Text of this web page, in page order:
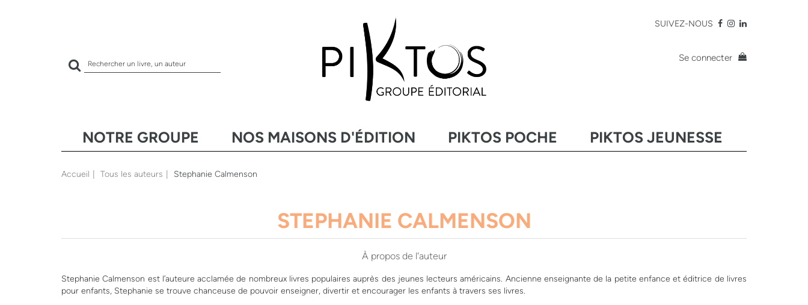
Rechercher
SUIVEZ-NOUS
Se connecter
NOTRE GROUPE NOS MAISONS D'ÉDITION PIKTOS POCHE PIKTOS JEUNESSE
Accueil Tous les auteurs Stephanie Calmenson
STEPHANIE CALMENSON
À propos de l'auteur
Stephanie Calmenson est l’auteure acclamée de nombreux livres populaires auprès des jeunes lecteurs américains. Ancienne enseignante de la petite enfance et éditrice de livres
pour enfants, Stephanie se trouve chanceuse de pouvoir enseigner, divertir et encourager les enfants à travers ses livres.